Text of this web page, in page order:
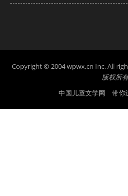
Copyright © 2004 wpwx.cn Inc. All
版权所有
中国儿童文学网 带你